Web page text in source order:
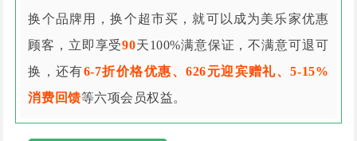
换个品牌用，换个超市买，就可以成为美乐家优惠
顾客，立即享受90天100%满意保证，不满意可退可
换，还有6-7折价格优惠、626元迎宾赠礼、5-15%
消费回馈等六项会员权益。